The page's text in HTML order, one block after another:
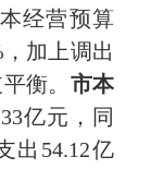
经营预算
加上调出
衡。 市本
亿元，同
出54.12亿